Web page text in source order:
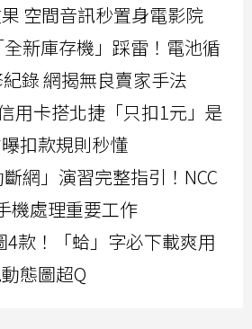
空間音訊秒置身電影院
新庫存機」踩雷！電池循
錄 網揭無良賣家手法
用卡搭北捷「只扣1元」是
扣款規則秒懂
網」演習完整指引！NCC
機處理重要工作
4款！「蛤」字必下載爽用
態圖超Q